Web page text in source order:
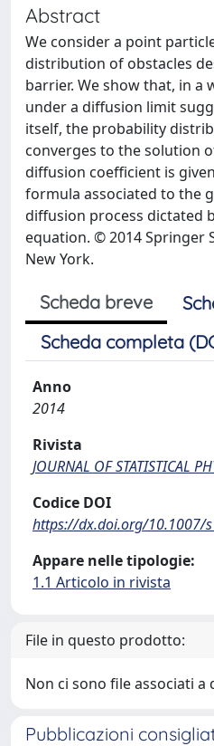
Abstract
We consider a point
distribution of obstacles
barrier. We show that, in a
under a diffusion limit
itself, the probability
converges to the solution
diffusion coefficient is
formula associated to the
diffusion process dictated
equation. © 2014 Springer
New York.
Scheda breve
Scheda completa
Anno
2014
Rivista
JOURNAL OF STATISTICAL
Codice DOI
https://dx.doi.org/10.1007/
Appare nelle tipologie:
1.1 Articolo in rivista
File in questo prodotto:
Non ci sono file associati
Pubblicazioni